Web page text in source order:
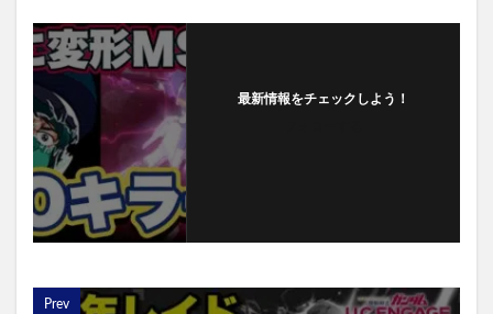
最新情報をチェックしよう！
Prev